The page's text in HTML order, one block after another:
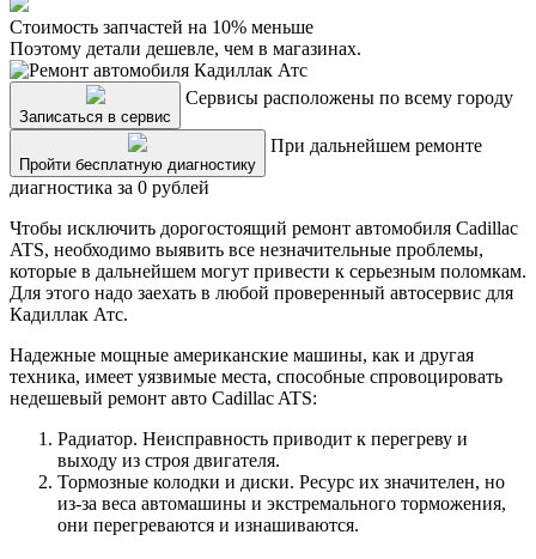
Стоимость запчастей на 10% меньше
Поэтому детали дешевле, чем в магазинах.
Записаться в сервис
Сервисы расположены по всему городу
Пройти бесплатную диагностику
При дальнейшем ремонте
диагностика за 0 рублей
Чтобы исключить дорогостоящий ремонт автомобиля Cadillac
ATS, необходимо выявить все незначительные проблемы,
которые в дальнейшем могут привести к серьезным поломкам.
Для этого надо заехать в любой проверенный автосервис для
Кадиллак Атс.
Надежные мощные американские машины, как и другая
техника, имеет уязвимые места, способные спровоцировать
недешевый ремонт авто Cadillac ATS:
Радиатор. Неисправность приводит к перегреву и
выходу из строя двигателя.
Тормозные колодки и диски. Ресурс их значителен, но
из-за веса автомашины и экстремального торможения,
они перегреваются и изнашиваются.